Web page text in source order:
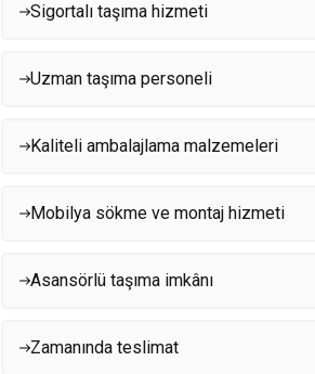
Sigortalı taşıma hizmeti
Uzman taşıma personeli
Kaliteli ambalajlama malzemeleri
Mobilya sökme ve montaj hizmeti
Asansörlü taşıma imkânı
Zamanında teslimat